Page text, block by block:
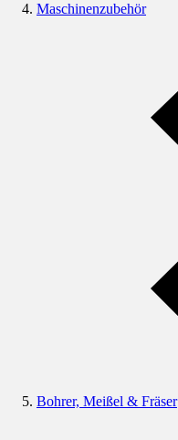
Maschinenzubehör
Bohrer, Meißel & Fräser